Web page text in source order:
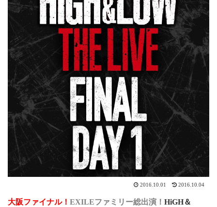
2016.10.01 2016.10.04
大阪ファイナル！ EXILEファミリー総出演！ HiGH＆